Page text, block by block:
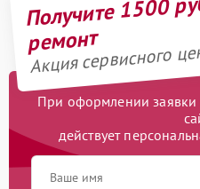
ремонт
Акция сервисного
При оформлении заявки
действует